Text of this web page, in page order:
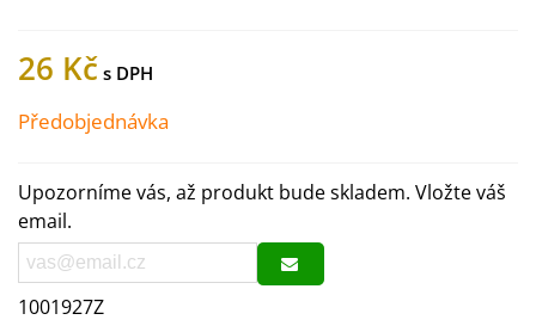
26 Kč
Předobjednávka
Upozorníme vás, až produkt bude skladem. Vložte váš
email.
1001927Z